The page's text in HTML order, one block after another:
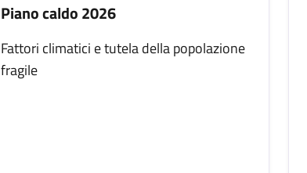
Piano caldo 2026
Fattori climatici e tutela della popolazione
fragile